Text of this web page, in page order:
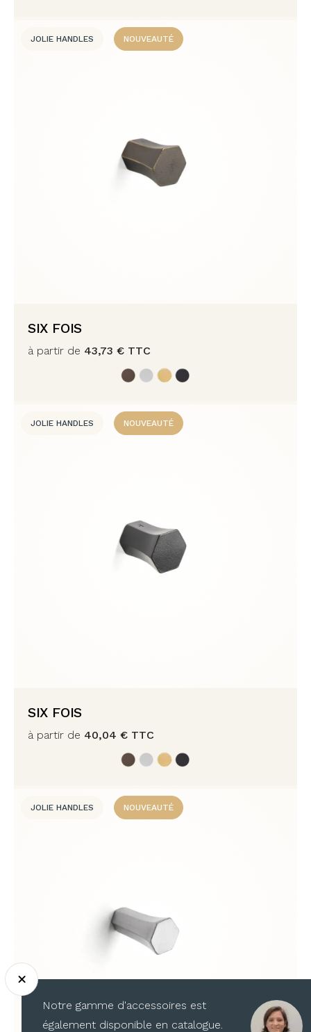
JOLIE HANDLES NOUVEAUTÉ
SIX FOIS
à partir de 43,73 € TTC
JOLIE HANDLES NOUVEAUTÉ
SIX FOIS
à partir de 40,04 € TTC
JOLIE HANDLES NOUVEAUTÉ
Notre gamme d'accessoires est
également disponible en catalogue.